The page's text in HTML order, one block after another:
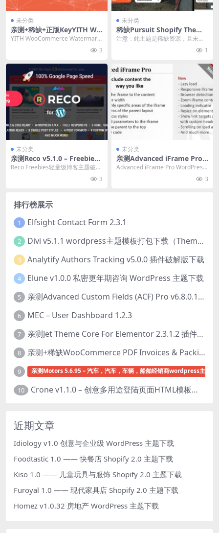
未分类
亲测+稀缺+正版KeyYITH Wo
oCommerce Watermark Pr
YITH WooCommerce Watermark
3
未分类
稀缺Pursuit Shopify Theme
v1.0.4 Shopify主题下载
注意：此主题是稀缺资源，且未测
1
未分类
亲测Reco v5.1.0 – Freebies
轻量级博客主题下载
Reco Freebies轻量级博客主题破解
3
未分类
亲测Advanced iFrame Pro v
2026.0 – WordPress插件破
Advanced iFrame Pro WordPress
3
排行榜展示
1 Elfsight Contact Form 2.3.1
2 Divi v5.1.1 wordpress主题模板打包下载（Theme + Builder+ Extra Theme + Templates + Layouts + PSD）
3 Analytify Authors Tracking v5.0.0 插件破解版下载
4 Elune v1.0.0 私密更年期咨询 WordPress 主题下载
5 亲测Advanced Custom Fields (ACF) Pro v6.8.0.1 + Advanced Custom Fields: Extended PRO v0.9.2.3 | 网站开发自定义字段插件下载
6 MEC – User Dashboard 1.2.3
7 亲测Jet Theme Core For Elementor 2.3.1.2 插件下载
8 亲测+稀缺WooCommerce PDF Invoices & Packing Slips Professional v2.20.0 + Templates v2.25.1 [by WpOverNight] WooCommerce PDF 发票和装箱单插件下载
9 亲测Motors 5.6.95 – 汽车，汽车，车辆，船舶经销商wordpress主题下
10 Crone v1.1.0 – 创意多用途登陆页面HTML模板下载
近期文章
Idiology v1.0 创意与企业级 WordPress 主题下载
Foodtastic 1.0 —— 快餐店 Shopify 2.0 主题下载
Kiso 1.0 —— 儿童玩具与服饰 Shopify 2.0 主题下载
Furoyal 1.0 —— 现代家具店 Shopify 2.0 主题下载
Homez v1.0.32 房地产 WordPress 主题下载